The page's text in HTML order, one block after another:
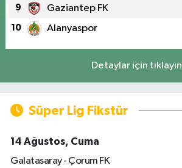
9 Gaziantep FK
10 Alanyaspor
Detaylar için tıklayın
Süper Lig Fikstür
14 Ağustos, Cuma
Galatasaray - Çorum FK